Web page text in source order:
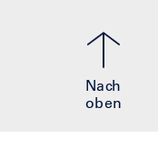
Nach
oben